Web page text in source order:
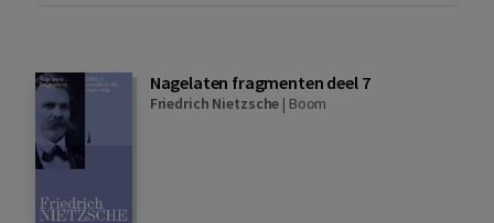
Nagelaten fragmenten deel 7
Friedrich Nietzsche | Boom